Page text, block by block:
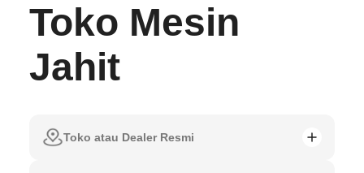
Toko Mesin
Jahit
Toko atau Dealer Resmi